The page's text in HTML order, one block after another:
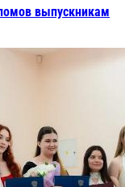
выпускникам